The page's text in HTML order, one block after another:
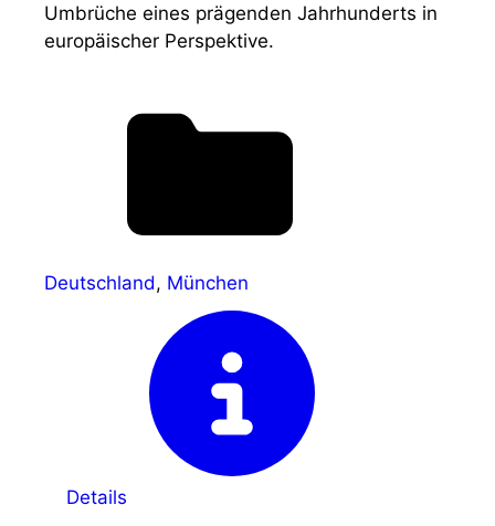
Umbrüche eines prägenden Jahrhunderts in
europäischer Perspektive.
Deutschland, München
Details